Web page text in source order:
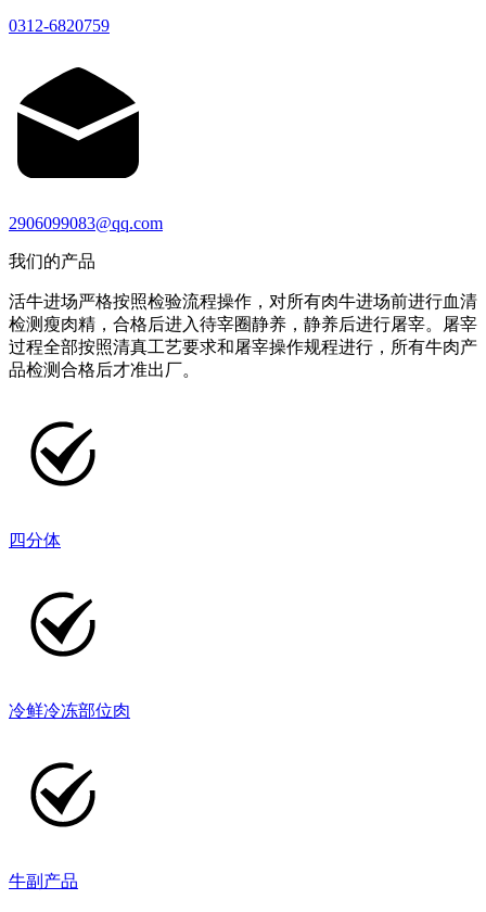
0312-6820759
2906099083@qq.com
我们的产品
活牛进场严格按照检验流程操作，对所有肉牛进场前进行血清
检测瘦肉精，合格后进入待宰圈静养，静养后进行屠宰。屠宰
过程全部按照清真工艺要求和屠宰操作规程进行，所有牛肉产
品检测合格后才准出厂。
四分体
冷鲜冷冻部位肉
牛副产品